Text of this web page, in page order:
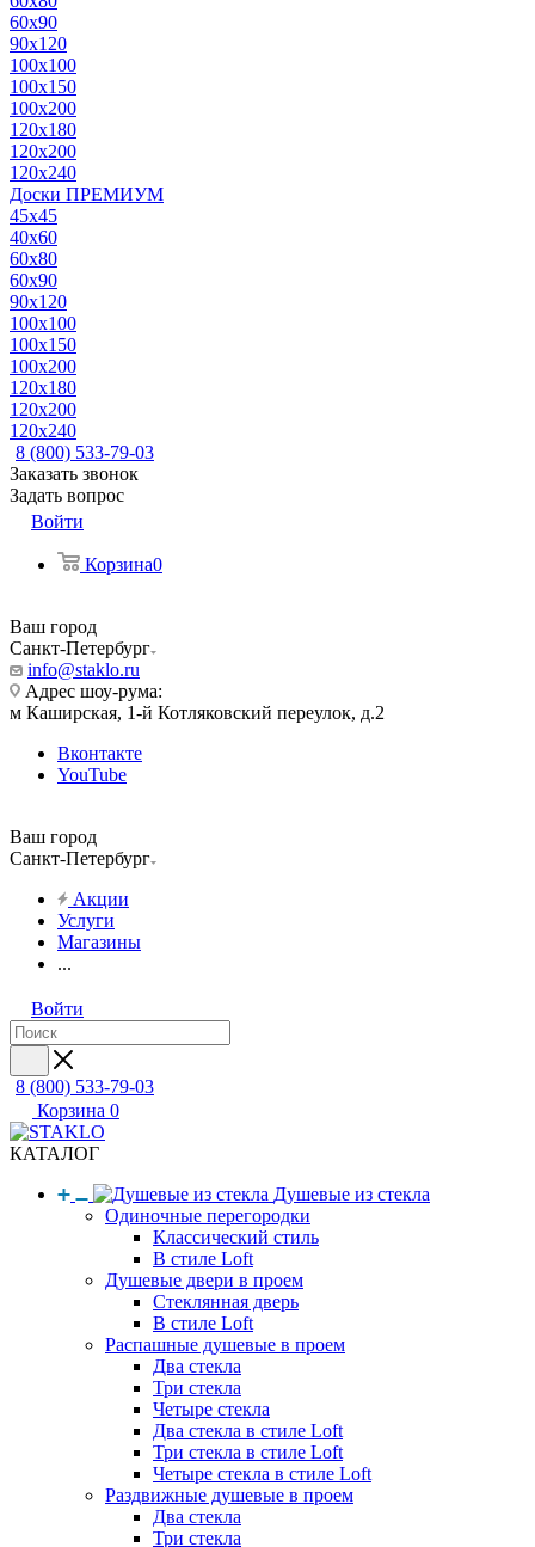
60x90
90x120
100x100
100x150
100x200
120x180
120x200
120x240
Доски ПРЕМИУМ
45x45
40x60
60x80
60x90
90x120
100x100
100x150
100x200
120x180
120x200
120x240
8 (800) 533-79-03
Заказать звонок
Задать вопрос
Войти
Корзина0
Ваш город
Санкт-Петербург
info@staklo.ru
Адрес шоу-рума:
м Каширская, 1-й Котляковский переулок, д.2
Вконтакте
YouTube
Ваш город
Санкт-Петербург
Акции
Услуги
Магазины
...
Войти
8 (800) 533-79-03
Корзина 0
КАТАЛОГ
Душевые из стекла
Одиночные перегородки
Классический стиль
В стиле Loft
Душевые двери в проем
Стеклянная дверь
В стиле Loft
Распашные душевые в проем
Два стекла
Три стекла
Четыре стекла
Два стекла в стиле Loft
Три стекла в стиле Loft
Четыре стекла в стиле Loft
Раздвижные душевые в проем
Два стекла
Три стекла